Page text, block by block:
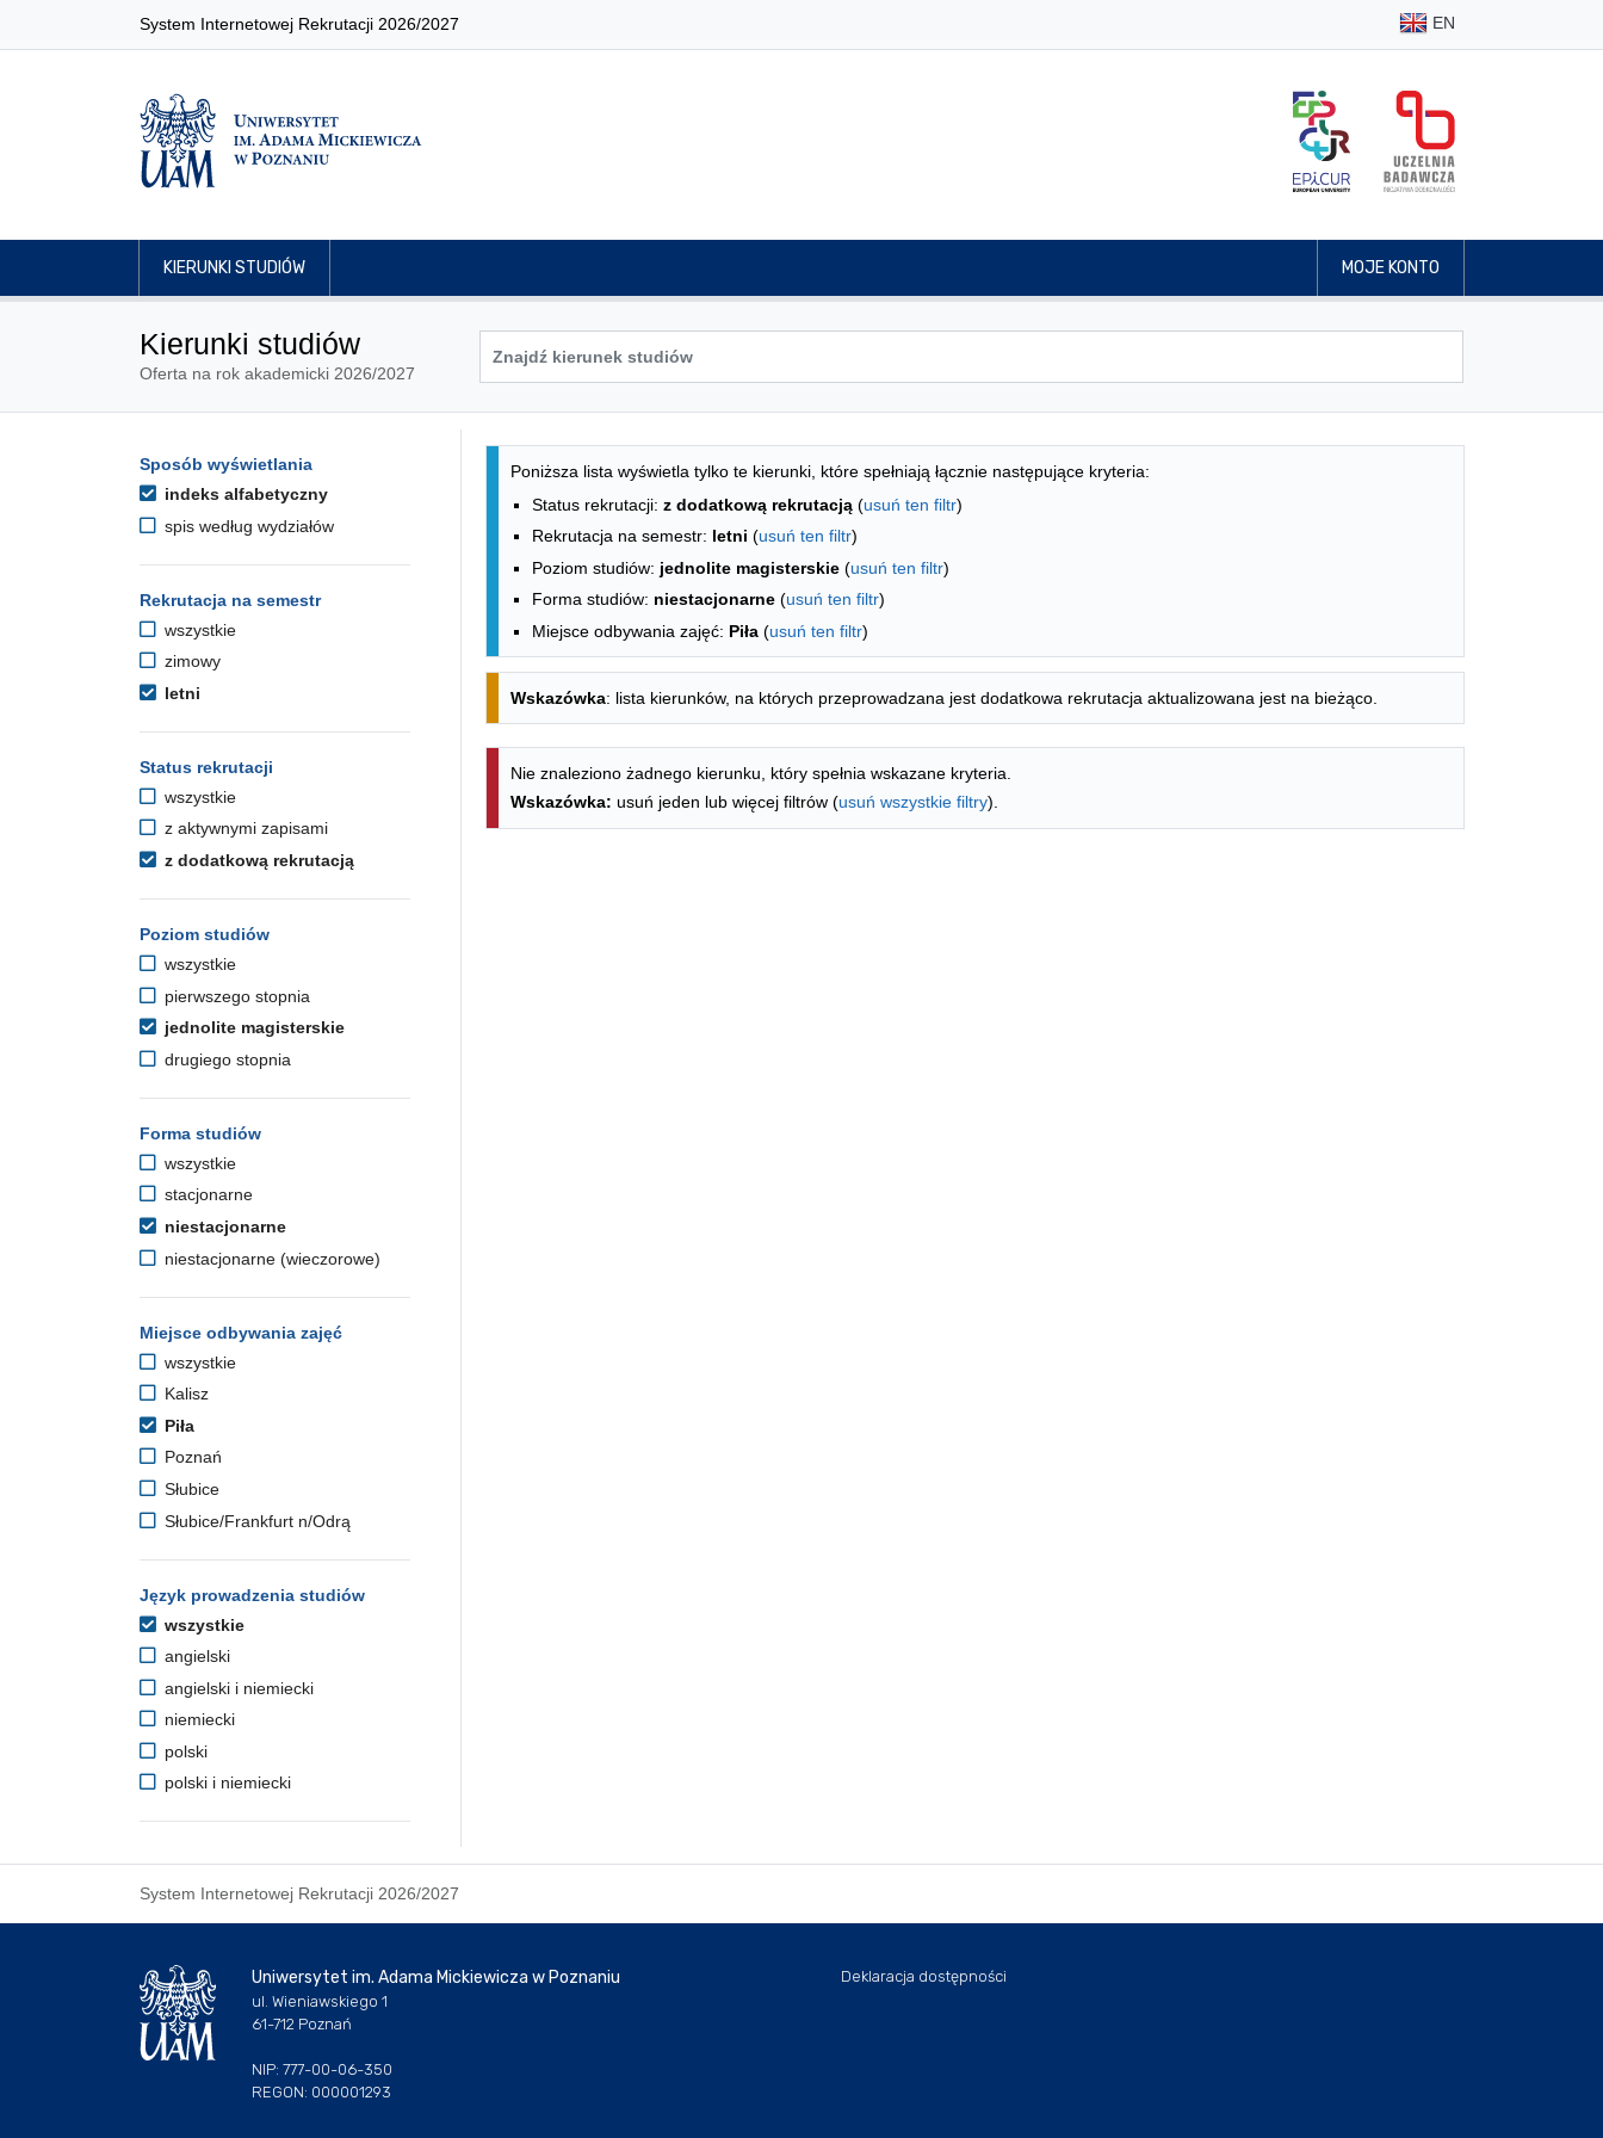
System Internetowej Rekrutacji 2026/2027 EN
KIERUNKI STUDIÓW MOJE KONTO
Kierunki studiów
Oferta na rok akademicki 2026/2027
Opcje filtrowania kierunków studiów
Przejdź do listy kierunków
Sposób wyświetlania
indeks alfabetyczny
spis według wydziałów
Rekrutacja na semestr
wszystkie
zimowy
letni
Status rekrutacji
wszystkie
z aktywnymi zapisami
z dodatkową rekrutacją
Poziom studiów
wszystkie
pierwszego stopnia
jednolite magisterskie
drugiego stopnia
Forma studiów
wszystkie
stacjonarne
niestacjonarne
niestacjonarne (wieczorowe)
Miejsce odbywania zajęć
wszystkie
Kalisz
Piła
Poznań
Słubice
Słubice/Frankfurt n/Odrą
Język prowadzenia studiów
wszystkie
angielski
angielski i niemiecki
niemiecki
polski
polski i niemiecki
Lista kierunków - indeks alfabetyczny
Poniższa lista wyświetla tylko te kierunki, które spełniają łącznie następujące kryteria:
Status rekrutacji: z dodatkową rekrutacją (usuń ten filtr)
Rekrutacja na semestr: letni (usuń ten filtr)
Poziom studiów: jednolite magisterskie (usuń ten filtr)
Forma studiów: niestacjonarne (usuń ten filtr)
Miejsce odbywania zajęć: Piła (usuń ten filtr)
Wskazówka: lista kierunków, na których przeprowadzana jest dodatkowa rekrutacja aktualizowana jest na bieżąco.
Nie znaleziono żadnego kierunku, który spełnia wskazane kryteria.
Wskazówka: usuń jeden lub więcej filtrów (usuń wszystkie filtry).
System Internetowej Rekrutacji 2026/2027
Uniwersytet im. Adama Mickiewicza w Poznaniu
ul. Wieniawskiego 1
61-712 Poznań
NIP: 777-00-06-350
REGON: 000001293
Deklaracja dostępności